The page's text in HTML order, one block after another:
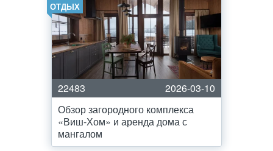
ОТДЫХ
22483
2026-03-10
Обзор загородного комплекса
«Виш-Хом» и аренда дома с
мангалом